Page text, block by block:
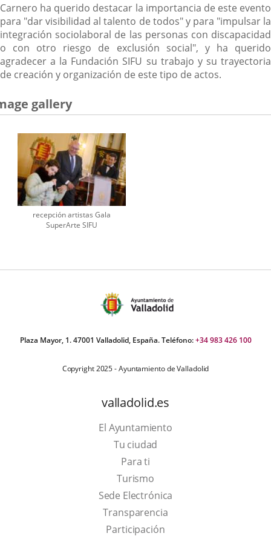
Carnero ha querido destacar la importancia de este evento
para "dar visibilidad al talento de todos" y para "impulsar la
integración sociolaboral de las personas con discapacidad
o con otro riesgo de exclusión social", y ha querido
agradecer a la Fundación SIFU su trabajo y su trayectoria
de creación y organización de este tipo de actos.
gallery
recepción artistas Gala
SuperArte SIFU
Plaza Mayor, 1. 47001 Valladolid, España. Teléfono:+34 983 426 100
Copyright 2025 - Ayuntamiento de Valladolid
valladolid.es
El Ayuntamiento
Tu ciudad
Para ti
TurismoThis
link
will
open
Sede Electrónica
Transparencia
Participación